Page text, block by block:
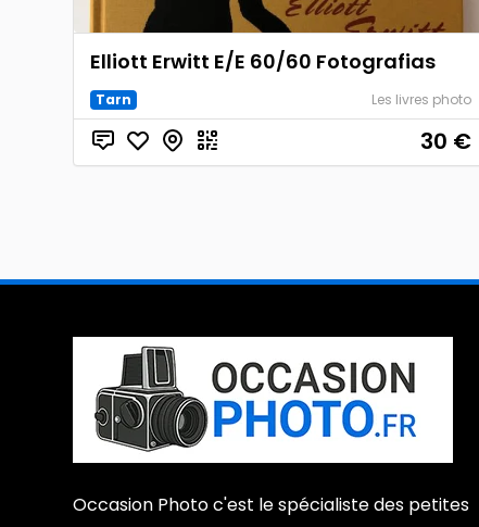
Elliott Erwitt E/E 60/60 Fotografias
Tarn Les livres photo
30 €
Occasion Photo c'est le spécialiste des petites